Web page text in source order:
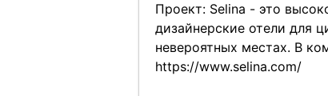
Проект: Selina - это
дизайнерские отели для
невероятных местах. В
https://www.selina.com/